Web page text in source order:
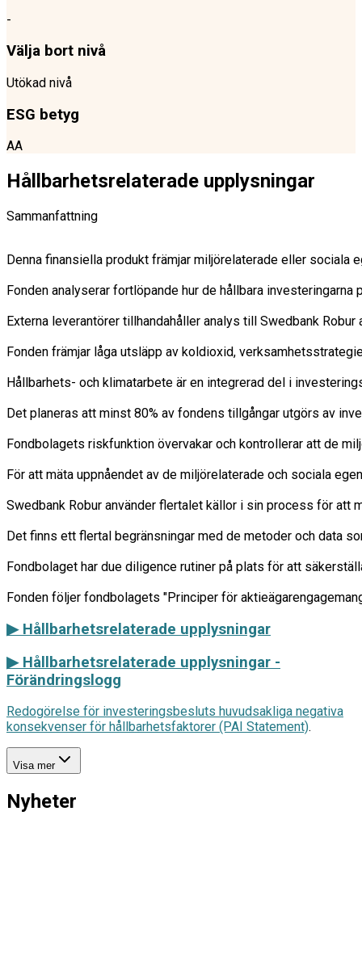
-
Välja bort nivå
Utökad nivå
ESG betyg
AA
Hållbarhetsrelaterade upplysningar
Sammanfattning
Denna finansiella produkt främjar miljörelaterade eller sociala
Fonden analyserar fortlöpande hur de hållbara
Externa leverantörer tillhandahåller analys till Swedbank
Fonden främjar låga utsläpp av koldioxid,
Hållbarhets- och klimatarbete är en integrerad del i
Det planeras att minst 80% av fondens tillgångar utgörs av
Fondbolagets riskfunktion övervakar och kontrollerar att de
För att mäta uppnåendet av de miljörelaterade och sociala
Swedbank Robur använder flertalet källor i sin process för att
Det finns ett flertal begränsningar med de metoder och data
Fondbolaget har due diligence rutiner på plats för att
▶ Hållbarhetsrelaterade upplysningar
▶ Hållbarhetsrelaterade upplysningar -
Förändringslogg
Redogörelse för investeringsbesluts huvudsakliga negativa
konsekvenser för hållbarhetsfaktorer (PAI Statement).
Visa mer
Nyheter